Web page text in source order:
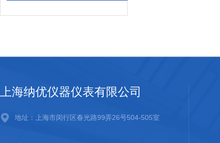
上海纳优仪器仪表有限公司
地址：上海市闵行区春光路99弄26号504-505室